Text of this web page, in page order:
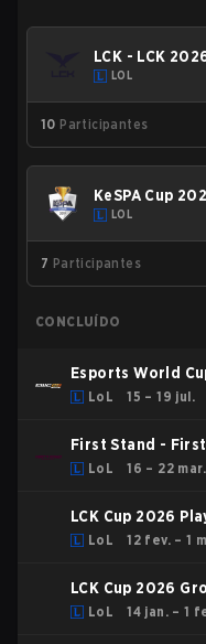
LCK - LCK
LOL
10 Participantes
KeSPA Cup
LOL
7 Participantes
CONCLUÍDO
Esports World
LoL 15 – 19 jul.
First Stand -
LoL 16 – 22 mar.
LCK Cup 2026
LoL 12 fev. – 1
LCK Cup 2026
LoL 14 jan. – 1